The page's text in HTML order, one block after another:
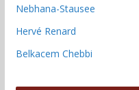
Nebhana-Stausee
Hervé Renard
Belkacem Chebbi